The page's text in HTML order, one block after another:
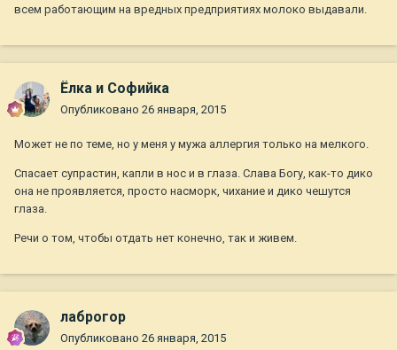
всем работающим на вредных предприятиях молоко выдавали.
Ёлка и Софийка
Опубликовано 26 января, 2015
Может не по теме, но у меня у мужа аллергия только на мелкого.
Спасает супрастин, капли в нос и в глаза. Слава Богу, как-то дико
она не проявляется, просто насморк, чихание и дико чешутся
глаза.
Речи о том, чтобы отдать нет конечно, так и живем.
лаброгор
Опубликовано 26 января, 2015